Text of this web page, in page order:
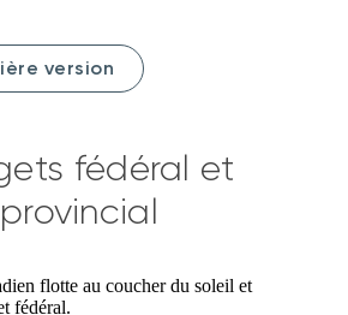
version
fédéral et
provincial